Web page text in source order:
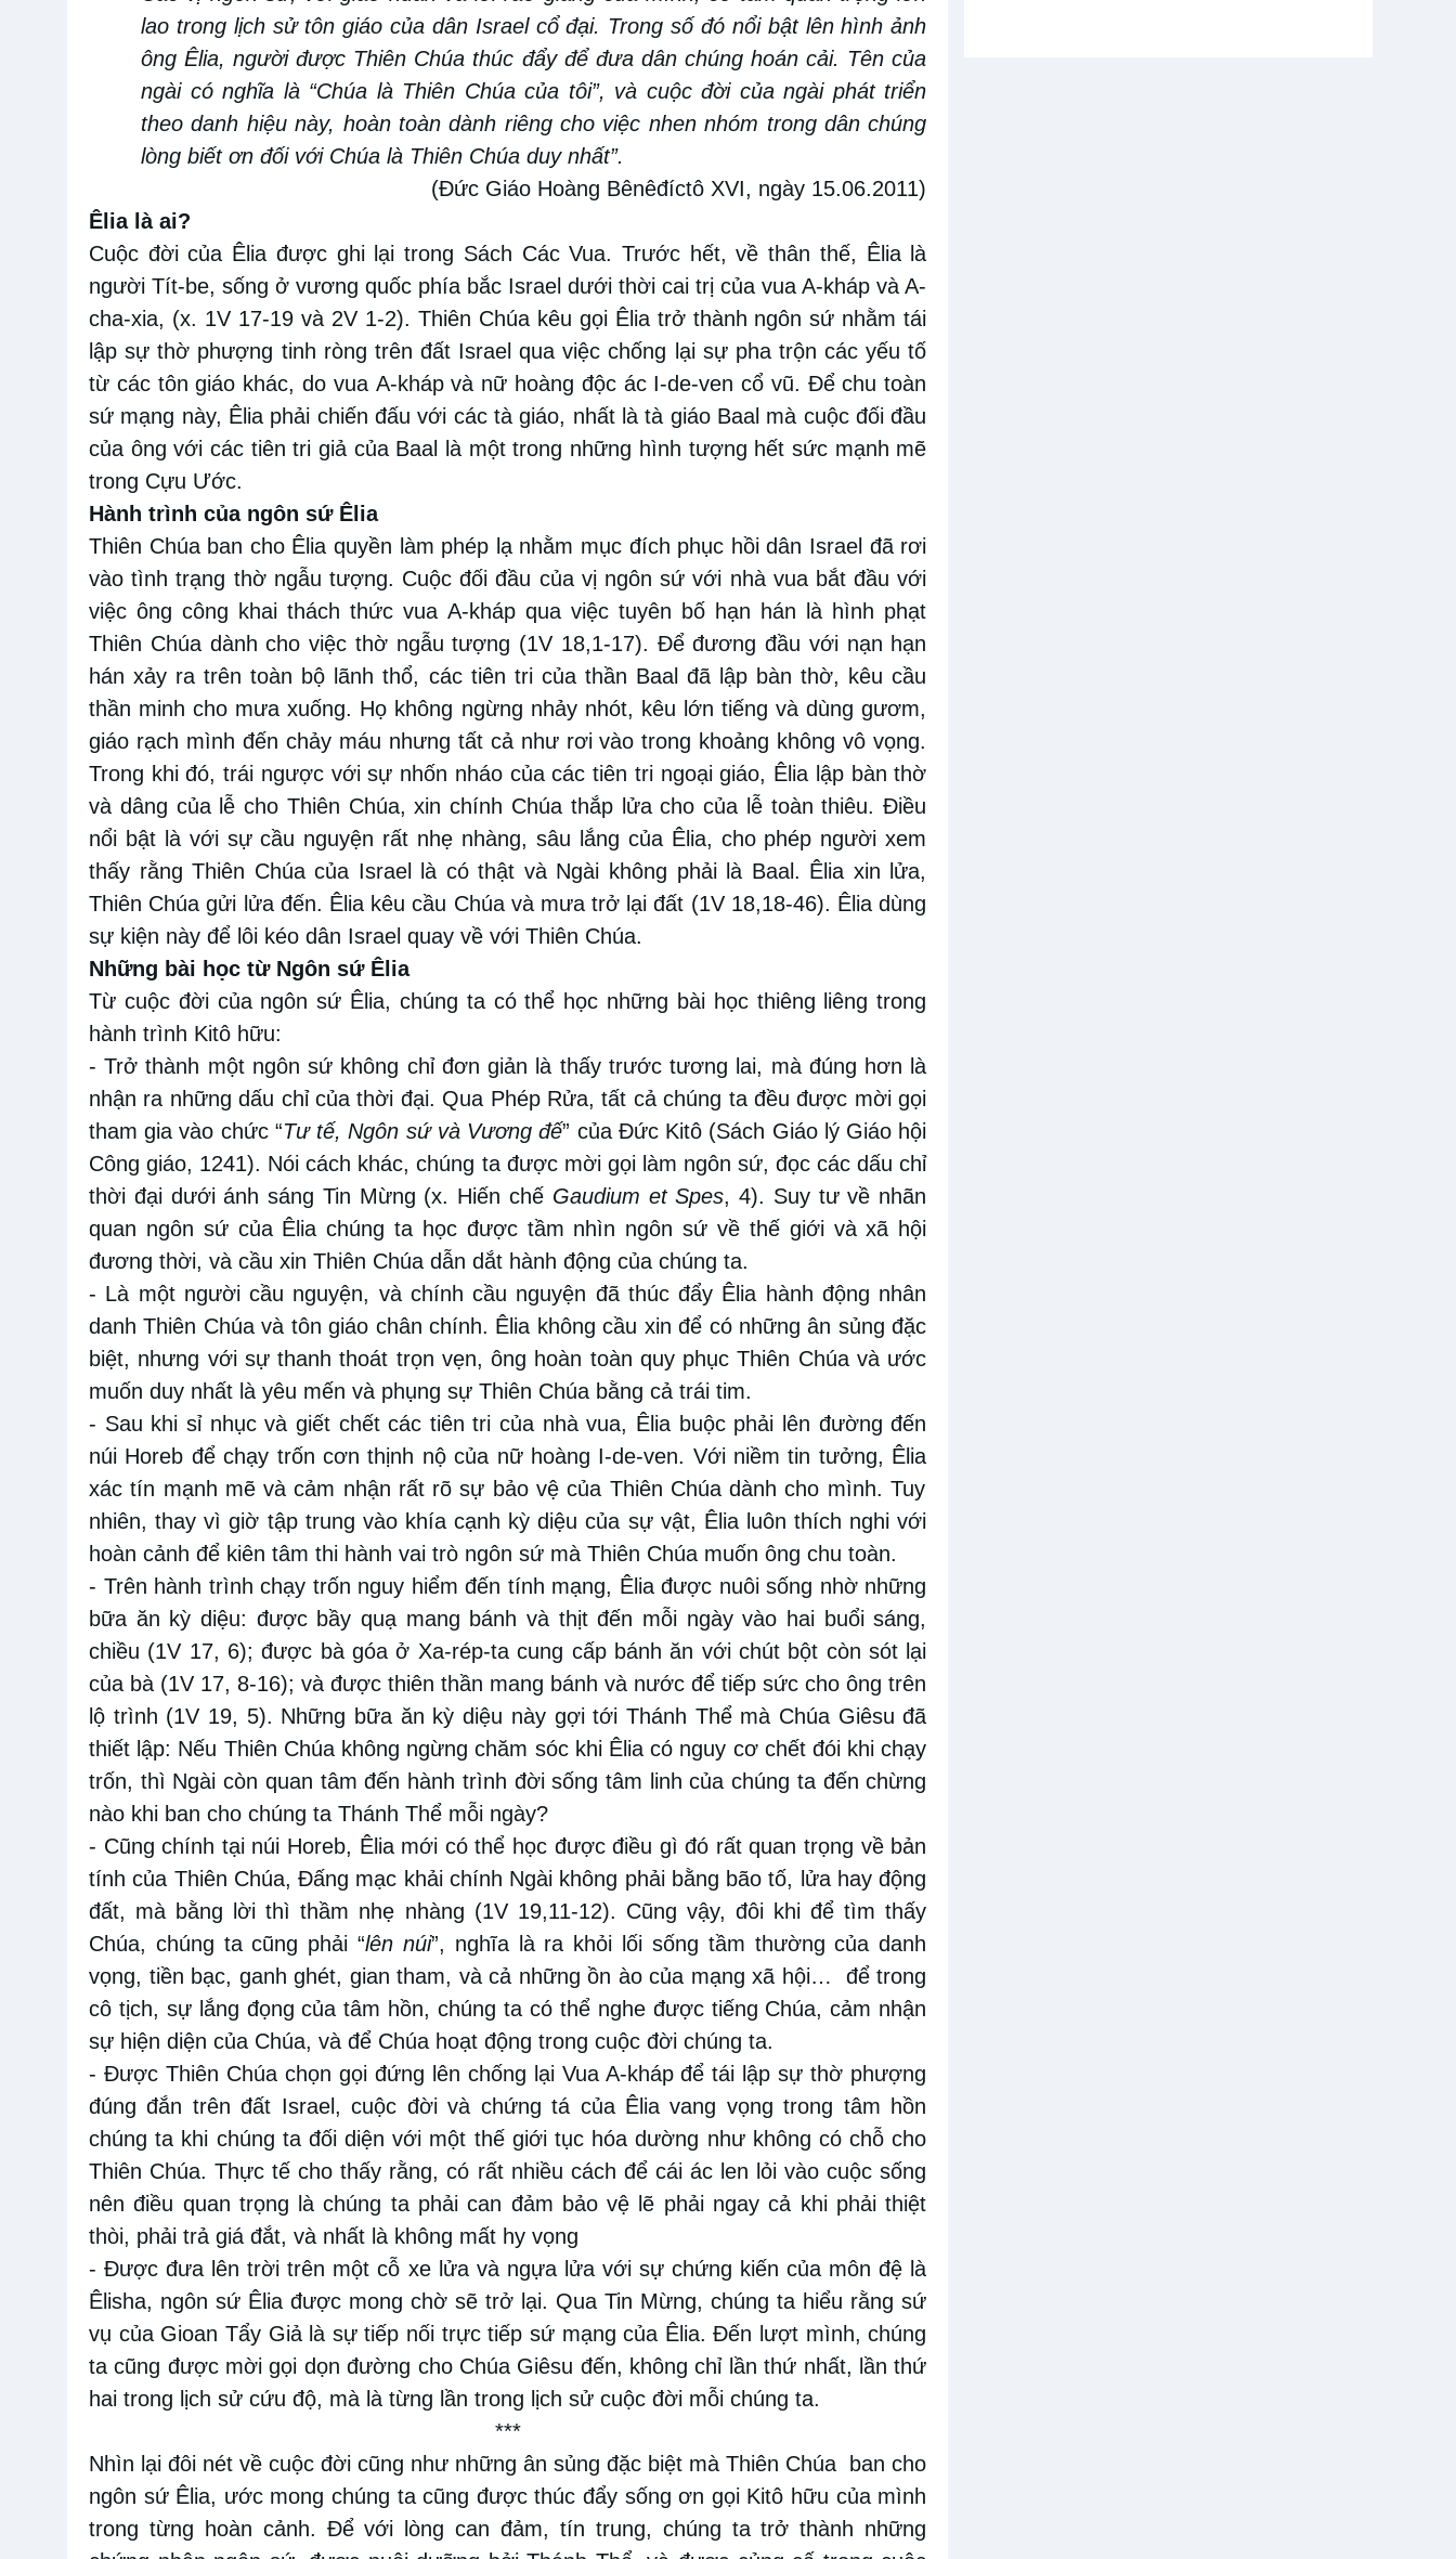
lao trong lịch sử tôn giáo của dân Israel cổ đại. Trong số đó nổi bật lên hình ảnh
ông Êlia, người được Thiên Chúa thúc đẩy để đưa dân chúng hoán cải. Tên của
ngài có nghĩa là “Chúa là Thiên Chúa của tôi”, và cuộc đời của ngài phát triển
theo danh hiệu này, hoàn toàn dành riêng cho việc nhen nhóm trong dân chúng
lòng biết ơn đối với Chúa là Thiên Chúa duy nhất”.
(Đức Giáo Hoàng Bênêđíctô XVI, ngày 15.06.2011)
Êlia là ai?
Cuộc đời của Êlia được ghi lại trong Sách Các Vua. Trước hết, về thân thế, Êlia là
người Tít-be, sống ở vương quốc phía bắc Israel dưới thời cai trị của vua A-kháp và A-
cha-xia, (x. 1V 17-19 và 2V 1-2). Thiên Chúa kêu gọi Êlia trở thành ngôn sứ nhằm tái
lập sự thờ phượng tinh ròng trên đất Israel qua việcchống lại sự pha trộn các yếu tố
từ các tôn giáo khác, do vua A-kháp và nữ hoàng độc ác I-de-ven cổ vũ. Để chu toàn
sứ mạng này, Êlia phải chiến đấu với các tà giáo, nhất là tà giáo Baal mà cuộc đối đầu
của ông với các tiên tri giả của Baal là một trong những hình tượng hết sức mạnh mẽ
trong Cựu Ước.
Hành trình của ngôn sứ Êlia
Thiên Chúa ban cho Êlia quyền làm phép lạ nhằm mục đích phục hồi dân Israel đã rơi
vào tình trạng thờ ngẫu tượng. Cuộc đối đầu của vị ngôn sứ với nhà vua bắt đầu với
việc ông công khai thách thức vua A-kháp qua việc tuyên bố hạn hán là hình phạt
Thiên Chúa dành cho việc thờ ngẫu tượng (1V 18,1-17). Để đương đầu với nạn hạn
hán xảy ra trên toàn bộ lãnh thổ, các tiên tri của thần Baal đã lập bàn thờ, kêu cầu
thần minh cho mưa xuống. Họ không ngừng nhảy nhót, kêu lớn tiếng và dùng gươm,
giáo rạch mình đến chảy máu nhưng tất cả như rơi vào trong khoảng không vô vọng.
Trong khi đó, trái ngược với sự nhốn nháo của cáctiên tri ngoại giáo, Êlia lập bàn thờ
và dâng của lễ cho Thiên Chúa, xin chính Chúa thắp lửa cho của lễ toàn thiêu. Điều
nổi bật là với sự cầu nguyện rất nhẹ nhàng, sâu lắng của Êlia, cho phép người xem
thấy rằng Thiên Chúa của Israel là có thật và Ngài không phải là Baal. Êlia xin lửa,
Thiên Chúa gửi lửa đến. Êlia kêu cầu Chúa và mưa trở lại đất (1V 18,18-46). Êlia dùng
sự kiện này để lôi kéo dân Israel quay về với Thiên Chúa.
Những bài học từ Ngôn sứ Êlia
Từ cuộc đời của ngôn sứ Êlia, chúng ta có thể học những bài học thiêng liêngtrong
hành trình Kitô hữu:
-Trở thành một ngôn sứ không chỉ đơn giản là thấy trước tương lai, mà đúng hơn là
nhận ra những dấu chỉ của thời đại. Qua Phép Rửa, tất cả chúng ta đều được mời gọi
tham gia vào chức “Tưtế, Ngôn sứ và Vương đế” của Đức Kitô (Sách Giáo lý Giáo hội
Công giáo, 1241). Nói cách khác,chúng ta được mời gọi làm ngôn sứ, đọc các dấu chỉ
thời đại dưới ánh sáng Tin Mừng (x. Hiến chế Gaudium et Spes, 4). Suy tư về nhãn
quan ngôn sứ của Êlia chúng ta học được tầm nhìn ngôn sứ về thế giới và xã hội
đương thời, và cầu xin Thiên Chúa dẫn dắt hành động của chúng ta.
- Là một người cầu nguyện, và chính cầu nguyện đã thúc đẩy Êlia hành động nhân
danh Thiên Chúa và tôn giáo chân chính. Êlia không cầu xin để có những ân sủng đặc
biệt, nhưng với sự thanh thoát trọn vẹn, ông hoàn toàn quy phục Thiên Chúa và ước
muốn duy nhất là yêu mến và phụng sự Thiên Chúa bằng cả trái tim.
- Sau khi sỉ nhục và giết chết các tiên tricủa nhà vua, Êlia buộc phải lên đường đến
núi Horeb để chạy trốn cơn thịnh nộ của nữ hoàng I-de-ven. Với niềm tin tưởng, Êlia
xác tín mạnh mẽ và cảm nhận rất rõ sự bảo vệ của Thiên Chúa dành cho mình. Tuy
nhiên, thay vì giờ tập trung vào khía cạnh kỳ diệu của sự vật, Êlia luôn thích nghi với
hoàn cảnh để kiên tâm thi hành vai trò ngôn sứ mà Thiên Chúa muốn ông chu toàn.
- Trên hành trình chạy trốn nguy hiểm đến tính mạng, Êlia được nuôi sống nhờ những
bữa ăn kỳ diệu: được bầy quạ mang bánh và thịt đến mỗi ngày vào hai buổi sáng,
chiều (1V 17, 6);được bà góa ở Xa-rép-ta cung cấp bánhăn với chút bột còn sót lại
của bà (1V 17, 8-16);và được thiên thần mang bánh và nướcđể tiếp sức cho ông trên
lộ trình (1V 19, 5). Những bữa ăn kỳ diệu này gợi tới Thánh Thể mà Chúa Giêsu đã
thiết lập: Nếu Thiên Chúa không ngừngchăm sóc khi Êlia có nguy cơ chết đói khi chạy
trốn, thì Ngài còn quan tâm đến hành trình đời sống tâm linh của chúng ta đến chừng
nào khi ban cho chúng ta Thánh Thể mỗi ngày?
- Cũng chính tại núi Horeb, Êlia mới có thể học được điều gì đó rất quan trọng về bản
tính của Thiên Chúa, Đấng mạc khải chính Ngài không phải bằng bão tố, lửa hay động
đất, mà bằng lời thì thầm nhẹ nhàng (1V 19,11-12). Cũng vậy, đôi khi để tìm thấy
Chúa, chúng ta cũng phải “lên núi”, nghĩa là ra khỏi lối sống tầm thường của danh
vọng, tiền bạc, ganh ghét, gian tham, và cả những ồn ào của mạng xã hội…
để trong
cô tịch, sự lắng đọng của tâm hồn, chúng ta có thể nghe được tiếng Chúa, cảm nhận
sự hiện diện của Chúa, và để Chúa hoạt động trong cuộc đời chúng ta.
- Được Thiên Chúa chọn gọi đứng lên chống lại Vua A-kháp để tái lập sự thờ phượng
đúng đắn trên đất Israel, cuộc đời và chứng tá của Êlia vang vọng trong tâm hồn
chúng ta khi chúng ta đối diện với một thế giới tục hóa dường như không có chỗ cho
Thiên Chúa. Thực tế cho thấy rằng, có rất nhiều cách để cái ác len lỏi vào cuộc sống
nên điều quan trọng là chúng ta phải can đảm bảo vệ lẽ phải ngay cả khi phải thiệt
thòi, phải trả giá đắt, và nhất là không mất hy vọng
- Được đưa lên trời trên một cỗ xe lửa và ngựa lửa với sự chứng kiến của môn đệ là
Ê lisha, ngôn sứ Êlia được mong chờ sẽ trở lại. Qua Tin Mừng, chúng ta hiểu rằng sứ
vụ của Gioan Tẩy Giả là sự tiếp nối trực tiếp sứ mạng của Êlia. Đến lượt mình, chúng
ta cũng được mời gọi dọn đường cho Chúa Giêsu đến, không chỉ lần thứ nhất, lần thứ
hai trong lịch sử cứu độ, mà là từng lần trong lịch sử cuộc đời mỗi chúng ta.
***
Nhìn lại đôi nét về cuộc đời cũng như những ân sủng đặc biệt mà Thiên Chúa
ban cho
ngôn sứ Êlia, ước mong chúng ta cũng được thúc đẩy sống ơn gọi Kitô hữu của mình
trong từng hoàn cảnh. Để với lòng can đảm, tín trung, chúng ta trở thành những